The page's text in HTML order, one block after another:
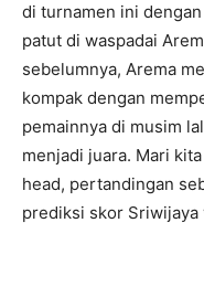
di turnamen ini
patut di waspadai
sebelumnya, Arema
kompak dengan
pemainnya di musim
menjadi juara. Mari
head, pertandingan
prediksi skor Sriwijaya